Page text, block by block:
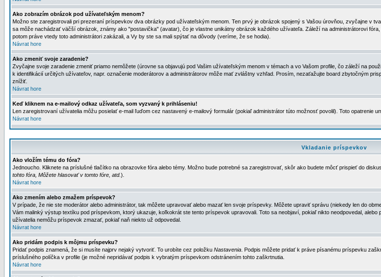
Ako zobrazím obrázok pod užívateľským menom?
Možno ste zaregistrovali pri prezeraní príspevkov dva obrázky pod užívateľským menom. Ten prvý je obrázok spojený s Vašou úrovňou, zvyčajne v
sa môže nachádzať väčší obrázok, známy ako "postavička" (avatar), čo je vlastne unikátny obrázok každého užívateľa. Záleží na administrátorovi
potom práve vtedy toto administrátori zakázali, a Vy by ste sa mali spýtať na dôvody (veríme, že se hodia).
Návrat hore
Ako zmeniť svoje zaradenie?
Zvyčajne svoje zaradenie zmeniť priamo nemôžete (úrovne sa objavujú pod Vašim užívateľským menom v témach a vo Vašom profile, čo záleží na
k identifikácií určitých užívateľov, napr. označenie moderátorov a administrátorov môže mať zvláštny vzhľad. Prosím, nezaťažujte board zbytočným
znížiť.
Návrat hore
Keď kliknem na e-mailový odkaz užívateľa, som vyzvaný k prihláseniu!
Len zaregistrovaní užívatelia môžu posielať e-mail ľuďom cez nastavený e-mailový formulár (pokiaľ administrátor túto možnosť povolil). Toto opatrenie
Návrat hore
Vkladanie príspevkov
Ako vložím tému do fóra?
Jednoucho. Kliknete na príslušné tlačítko na obrazovke fóra alebo témy. Možno bude potrebné sa zaregistrovať, skôr ako budete môcť prispieť do
tohto fóra, Môžete hlasovať v tomto fóre, atd.).
Návrat hore
Ako zmením alebo zmažem príspevok?
V prípade, že nie ste moderátor alebo administrátor, tak môžete upravovať alebo mazať len svoje príspevky. Môžete upraviť správu (niekedy len do
Vám malinký výstup textíku pod príspevkom, ktorý ukazuje, koľkokrát ste tento príspevok upravovali. Toto sa neobjaví, pokiaľ nikto neodpovedal,
užívatelia nemôžu príspevok zmazať, pokiaľ naň niekto už odpovedal.
Návrat hore
Ako pridám podpis k môjmu príspevku?
Pridať podpis znamená, že si musíte najprv nejaký vytvoriť. To urobíte cez položku Nastavenia . Podpis môžete pridať k práve písanému príspevku
príslušného políčka v profile (je možné nepridávať podpis k vybratým príspevkom odstránením tohto zaškrtnutia.
Návrat hore